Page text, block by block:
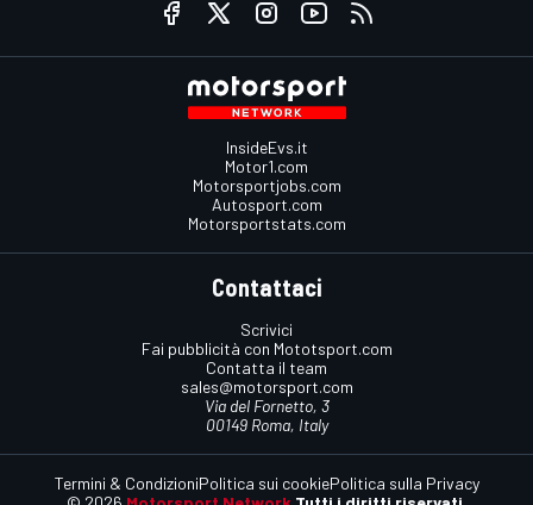
InsideEvs.it
Motor1.com
Motorsportjobs.com
Autosport.com
Motorsportstats.com
Contattaci
Scrivici
Fai pubblicità con Mototsport.com
Contatta il team
sales@motorsport.com
Via del Fornetto, 3
00149 Roma, Italy
Termini & CondizioniPolitica sui cookiePolitica sulla Privacy